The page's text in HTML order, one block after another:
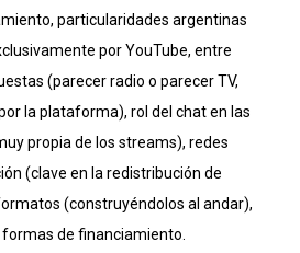
particularidades argentinas
por YouTube, entre
(parecer radio o parecer TV,
la plataforma), rol del chat en las
propia de los streams), redes
(clave en la redistribución de
(construyéndolos al andar),
de financiamiento.